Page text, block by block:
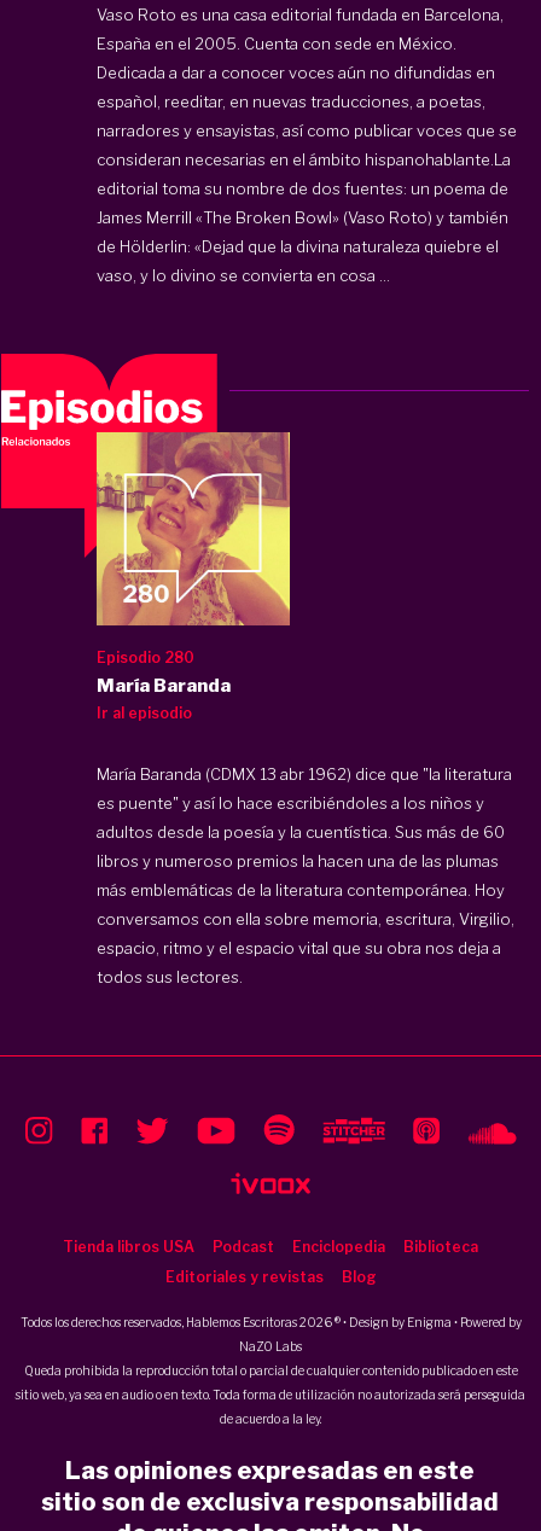
Vaso Roto es una casa editorial fundada en Barcelona,
España en el 2005. Cuenta con sede en México.
Dedicada a dar a conocer voces aún no difundidas en
español, reeditar, en nuevas traducciones, a poetas,
narradores y ensayistas, así como publicar voces que se
consideran necesarias en el ámbito hispanohablante.La
editorial toma su nombre de dos fuentes: un poema de
James Merrill «The Broken Bowl» (Vaso Roto) y también
de Hölderlin: «Dejad que la divina naturaleza quiebre el
vaso, y lo divino se convierta en cosa ...
Episodio 280
María Baranda
Ir al episodio
María Baranda (CDMX 13 abr 1962) dice que "la literatura
es puente" y así lo hace escribiéndoles a los niños y
adultos desde la poesía y la cuentística. Sus más de 60
libros y numeroso premios la hacen una de las plumas
más emblemáticas de la literatura contemporánea. Hoy
conversamos con ella sobre memoria, escritura, Virgilio,
espacio, ritmo y el espacio vital que su obra nos deja a
todos sus lectores.
Tienda libros USA Podcast Enciclopedia
Biblioteca
Editoriales y revistas
Blog
Todos los derechos reservados, Hablemos Escritoras 2026 ® • Design by Enigma • Powered by
NaZO Labs
Queda prohibida la reproducción total o parcial de cualquier contenido publicado en este
sitio web, ya sea en audio o en texto. Toda forma de utilización no autorizada será perseguida
de acuerdo a la ley.
Las opiniones expresadas en este
sitio son de exclusiva responsabilidad